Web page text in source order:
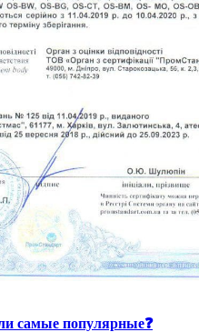
самые популярные❓